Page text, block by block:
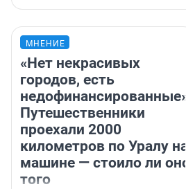
МНЕНИЕ
«Нет некрасивых
городов, есть
недофинансированные».
Путешественники
проехали 2000
километров по Уралу на
машине — стоило ли оно
того